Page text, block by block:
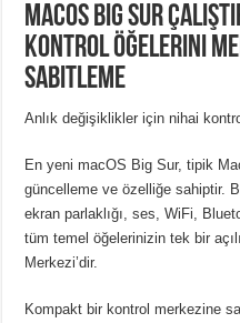
MacOS Big Sur
Kontrol Öğelerini
Sabitleme
Anlık değişiklikler için nihai
En yeni macOS Big Sur, tipik
güncelleme ve özelliğe sahiptir.
ekran parlaklığı, ses, WiFi,
tüm temel öğelerinizin tek bir
Merkezi’dir.
Kompakt bir kontrol merkezine